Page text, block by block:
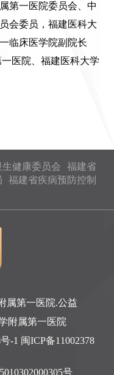
第一医院委员会、中
会委员，福建医科大
临床医学院副院长
医院、福建医科大学
健康委员会
福建省
福建省疾病预防控制
属第一医院.公益
附属第一医院
-1 闽ICP备11002378
号